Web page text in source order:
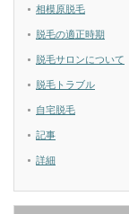
相模原脱毛
脱毛の適正時期
脱毛サロンについて
脱毛トラブル
自宅脱毛
記事
詳細